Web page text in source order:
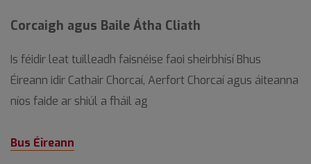
Corcaigh agus Baile Átha Cliath
Is féidir leat tuilleadh faisnéise faoi sheirbhísí Bhus
Éireann idir Cathair Chorcaí, Aerfort Chorcaí agus áiteanna
níos faide ar shiúl a fháil ag
Bus Éireann